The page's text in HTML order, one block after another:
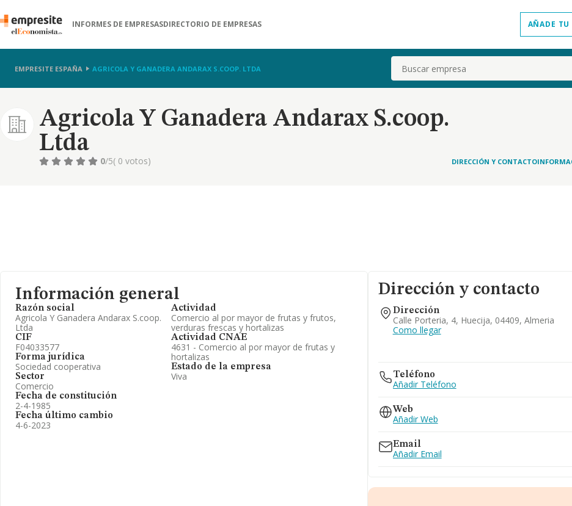
INFORMES DE EMPRESASDIRECTORIO DE EMPRESAS AÑADE TU
EMPRESITE ESPAÑA AGRICOLA Y GANADERA ANDARAX S.COOP. LTDA Buscar
Agricola Y Ganadera Andarax S.coop.
Ltda
0/5( 0 votos) DIRECCIÓN Y CONTACTO
Información general
Razón social
Agricola Y Ganadera Andarax S.coop.
Ltda
CIF
F04033577
Forma jurídica
Sociedad cooperativa
Sector
Comercio
Fecha de constitución
2-4-1985
Fecha último cambio
4-6-2023
Actividad
Comercio al por mayor de frutas y frutos,
verduras frescas y hortalizas
Actividad CNAE
4631 - Comercio al por mayor de frutas y
hortalizas
Estado de la empresa
Viva
Dirección y contacto
Dirección
Calle Porteria, 4, Huecija, 04409, Almeria
Como llegar
Teléfono
Añadir Teléfono
Web
Añadir Web
Email
Añadir Email